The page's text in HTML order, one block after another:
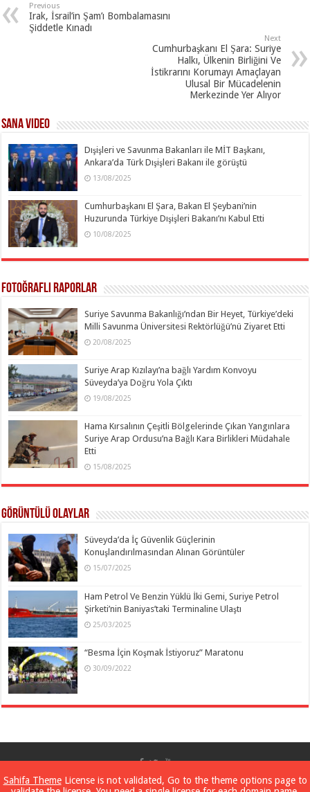
Previous
Irak, İsrail’in Şam’ı Bombalamasını
Şiddetle Kınadı
Next
Cumhurbaşkanı El Şara: Suriye
Halkı, Ülkenin Birliğini Ve
İstikrarını Korumayı Amaçlayan
Ulusal Bir Mücadelenin
Merkezinde Yer Alıyor
SANA Video
Dışişleri ve Savunma Bakanları ile MİT Başkanı,
Ankara’da Türk Dışişleri Bakanı ile görüştü
13/08/2025
Cumhurbaşkanı El Şara, Bakan El Şeybani’nin
Huzurunda Türkiye Dışişleri Bakanı’nı Kabul Etti
10/08/2025
Fotoğraflı Raporlar
Suriye Savunma Bakanlığı’ndan Bir Heyet, Türkiye’deki
Milli Savunma Üniversitesi Rektörlüğü’nü Ziyaret Etti
20/08/2025
Suriye Arap Kızılayı’na bağlı Yardım Konvoyu
Süveyda’ya Doğru Yola Çıktı
19/08/2025
Hama Kırsalının Çeşitli Bölgelerinde Çıkan Yangınlara
Suriye Arap Ordusu’na Bağlı Kara Birlikleri Müdahale
Etti
15/08/2025
Görüntülü Olaylar
Süveyda’da İç Güvenlik Güçlerinin
Konuşlandırılmasından Alınan Görüntüler
15/07/2025
Ham Petrol Ve Benzin Yüklü İki Gemi, Suriye Petrol
Şirketi’nin Baniyas’taki Terminaline Ulaştı
25/03/2025
“Besma İçin Koşmak İstiyoruz” Maratonu
30/09/2022
SANA Hakkında
Sahifa ThemeLicense is not validated, Go to the theme options page to